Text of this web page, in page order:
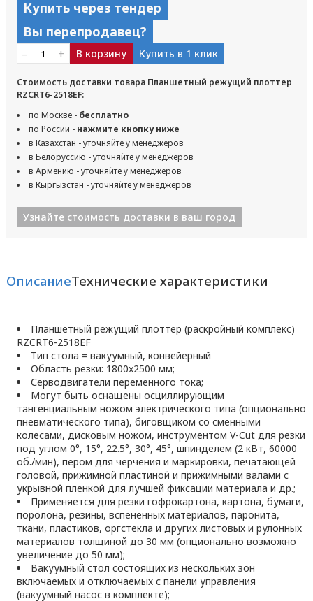
Купить через тендер
Вы перепродавец?
– + В корзину Купить в 1 клик
Стоимость доставки товара Планшетный режущий плоттер
RZCRT6-2518EF:
по Москве - бесплатно
по России - нажмите кнопку ниже
в Казахстан - уточняйте у менеджеров
в Белоруссию - уточняйте у менеджеров
в Армению - уточняйте у менеджеров
в Кыргызстан - уточняйте у менеджеров
Узнайте стоимость доставки в ваш город
ОписаниеТехнические характеристики
Планшетный режущий плоттер (раскройный комплекс)
RZCRT6-2518EF
Тип стола = вакуумный, конвейерный
Область резки: 1800x2500 мм;
Серводвигатели переменного тока;
Могут быть оснащены осциллирующим
тангенциальным ножом электрического типа (опционально
пневматического типа), биговщиком со сменными
колесами, дисковым ножом, инструментом V-Cut для резки
под углом 0°, 15°, 22.5°, 30°, 45°, шпинделем (2 кВт, 60000
об./мин), пером для черчения и маркировки, печатающей
головой, прижимной пластиной и прижимными валами с
укрывной пленкой для лучшей фиксации материала и др.;
Применяется для резки гофрокартона, картона, бумаги,
поролона, резины, вспененных материалов, паронита,
ткани, пластиков, оргстекла и других листовых и рулонных
материалов толщиной до 30 мм (опционально возможно
увеличение до 50 мм);
Вакуумный стол состоящих из нескольких зон
включаемых и отключаемых с панели управления
(вакуумный насос в комплекте);